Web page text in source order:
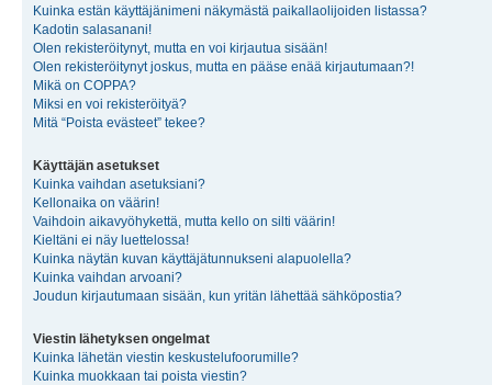
Kuinka estän käyttäjänimeni näkymästä paikallaolijoiden listassa?
Kadotin salasanani!
Olen rekisteröitynyt, mutta en voi kirjautua sisään!
Olen rekisteröitynyt joskus, mutta en pääse enää kirjautumaan?!
Mikä on COPPA?
Miksi en voi rekisteröityä?
Mitä “Poista evästeet” tekee?
Käyttäjän asetukset
Kuinka vaihdan asetuksiani?
Kellonaika on väärin!
Vaihdoin aikavyöhykettä, mutta kello on silti väärin!
Kieltäni ei näy luettelossa!
Kuinka näytän kuvan käyttäjätunnukseni alapuolella?
Kuinka vaihdan arvoani?
Joudun kirjautumaan sisään, kun yritän lähettää sähköpostia?
Viestin lähetyksen ongelmat
Kuinka lähetän viestin keskustelufoorumille?
Kuinka muokkaan tai poista viestin?